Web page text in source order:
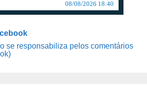
08/08/2026 18:40
se responsabiliza pelos comentários